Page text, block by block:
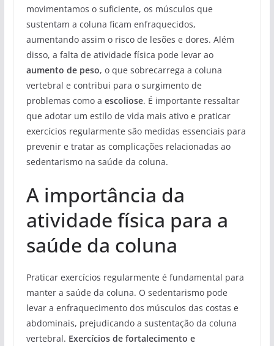
movimentamos o suficiente, os músculos que
sustentam a coluna ficam enfraquecidos,
aumentando assim o risco de lesões e dores. Além
disso, a falta de atividade física pode levar ao
aumento de peso, o que sobrecarrega a coluna
vertebral e contribui para o surgimento de
problemas como a escoliose. É importante ressaltar
que adotar um estilo de vida mais ativo e praticar
exercícios regularmente são medidas essenciais para
prevenir e tratar as complicações relacionadas ao
sedentarismo na saúde da coluna.
A importância da
atividade física para a
saúde da coluna
Praticar exercícios regularmente é fundamental para
manter a saúde da coluna. O sedentarismo pode
levar a enfraquecimento dos músculos das costas e
abdominais, prejudicando a sustentação da coluna
vertebral. Exercícios de fortalecimento e